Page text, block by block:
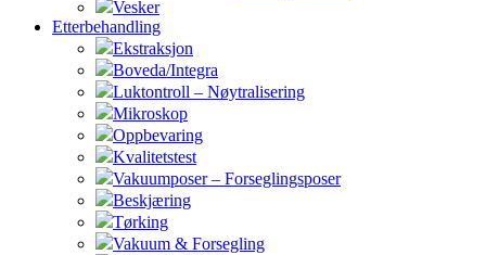
Vesker
Etterbehandling
Ekstraksjon
Boveda/Integra
Luktontroll – Nøytralisering
Mikroskop
Oppbevaring
Kvalitetstest
Vakuumposer – Forseglingsposer
Beskjæring
Tørking
Vakuum & Forsegling